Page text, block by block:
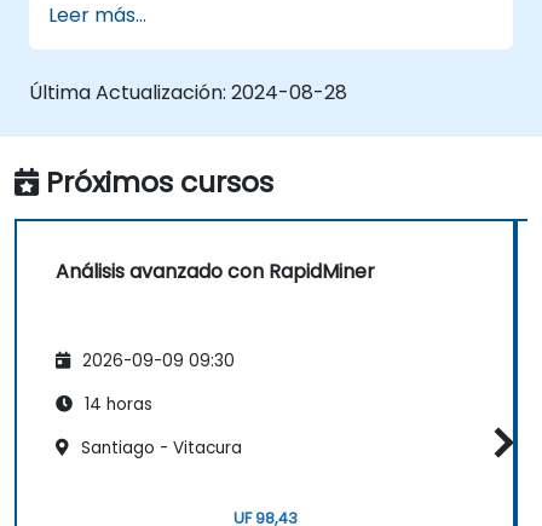
Utilizar RapidMiner para estimar y
proyectar valores, y aprovechar las
herramientas analíticas para la
Leer más...
Última Actualización: 2024-08-28
Próximos cursos
Análisis avanzado con RapidMiner
2026-09-09 09:30
14 horas
Santiago - Vitacura
UF 98,43